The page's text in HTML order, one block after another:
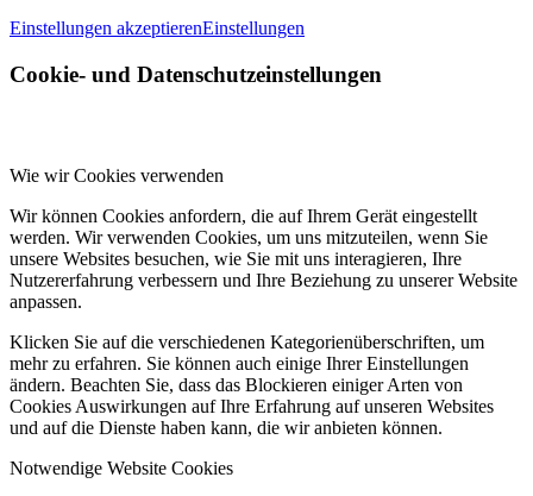
Einstellungen akzeptierenEinstellungen
Cookie- und Datenschutzeinstellungen
Wie wir Cookies verwenden
Wir können Cookies anfordern, die auf Ihrem Gerät eingestellt
werden. Wir verwenden Cookies, um uns mitzuteilen, wenn Sie
unsere Websites besuchen, wie Sie mit uns interagieren, Ihre
Nutzererfahrung verbessern und Ihre Beziehung zu unserer Website
anpassen.
Klicken Sie auf die verschiedenen Kategorienüberschriften, um
mehr zu erfahren. Sie können auch einige Ihrer Einstellungen
ändern. Beachten Sie, dass das Blockieren einiger Arten von
Cookies Auswirkungen auf Ihre Erfahrung auf unseren Websites
und auf die Dienste haben kann, die wir anbieten können.
Notwendige Website Cookies